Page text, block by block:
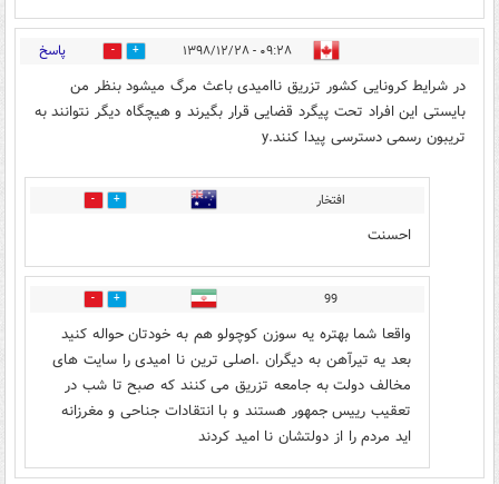
۰۹:۲۸ - ۱۳۹۸/۱۲/۲۸ 27 پاسخ
در شرایط کرونایی کشور تزریق ناامیدی باعث مرگ میشود بنظر من
بایستی این افراد تحت پیگرد قضایی قرار بگیرند و هیچگاه دیگر نتوانند به
تریبون رسمی دسترسی پیدا کنند.y
افتخار 0
احسنت
99
1
واقعا شما بهتره یه سوزن کوچولو هم به خودتان حواله کنید
بعد یه تیرآهن به دیگران .اصلی ترین نا امیدی را سایت های
مخالف دولت به جامعه تزریق می کنند که صبح تا شب در
تعقیب رییس جمهور هستند و با انتقادات جناحی و مغرزانه
اید مردم را از دولتشان نا امید کردند